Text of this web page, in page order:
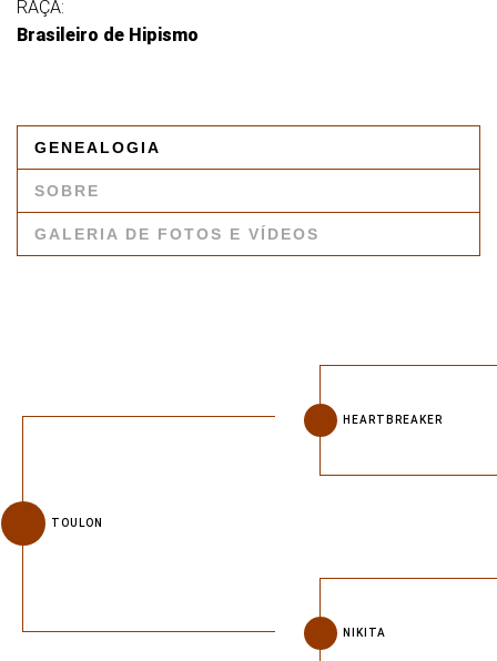
RAÇA:
Brasileiro de Hipismo
GENEALOGIA
SOBRE
GALERIA DE FOTOS E VÍDEOS
TOULON
HEARTBREAKER
NIKITA